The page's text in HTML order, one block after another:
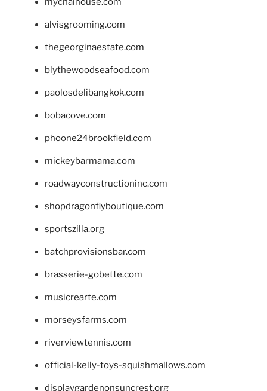
alvisgrooming.com
thegeorginaestate.com
blythewoodseafood.com
paolosdelibangkok.com
bobacove.com
phoone24brookfield.com
mickeybarmama.com
roadwayconstructioninc.com
shopdragonflyboutique.com
sportszilla.org
batchprovisionsbar.com
brasserie-gobette.com
musicrearte.com
morseysfarms.com
riverviewtennis.com
official-kelly-toys-squishmallows.com
displaygardenonsuncrest.org